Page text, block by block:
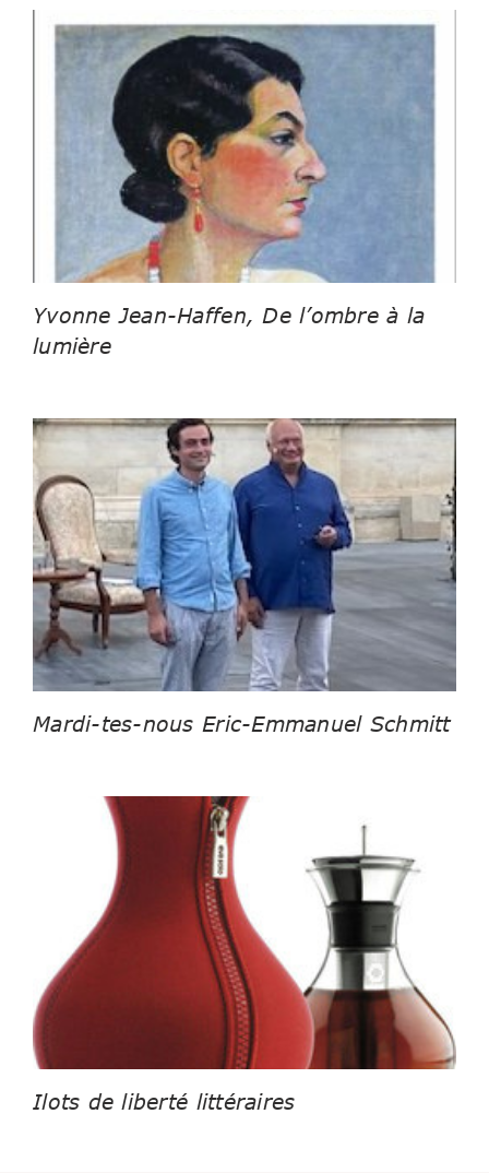
Yvonne Jean-Haffen, De l’ombre à la
lumière
Mardi-tes-nous Eric-Emmanuel Schmitt
Ilots de liberté littéraires